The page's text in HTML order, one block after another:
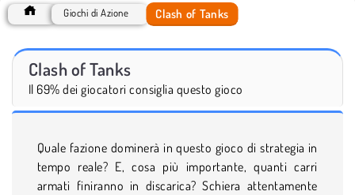
Giochi di Azione Clash of Tanks
Clash of Tanks
Il 69% dei giocatori consiglia questo gioco
Quale fazione dominerà in questo gioco di strategia in
tempo reale? E, cosa più importante, quanti carri
armati finiranno in discarica? Schiera attentamente